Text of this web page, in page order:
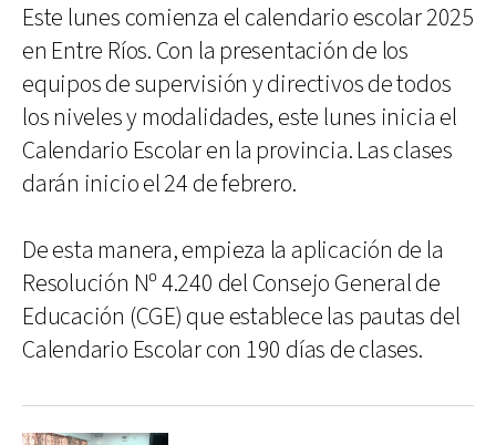
Este lunes comienza el calendario escolar 2025
en Entre Ríos. Con la presentación de los
equipos de supervisión y directivos de todos
los niveles y modalidades, este lunes inicia el
Calendario Escolar en la provincia. Las clases
darán inicio el 24 de febrero.
De esta manera, empieza la aplicación de la
Resolución Nº 4.240 del Consejo General de
Educación (CGE) que establece las pautas del
Calendario Escolar con 190 días de clases.